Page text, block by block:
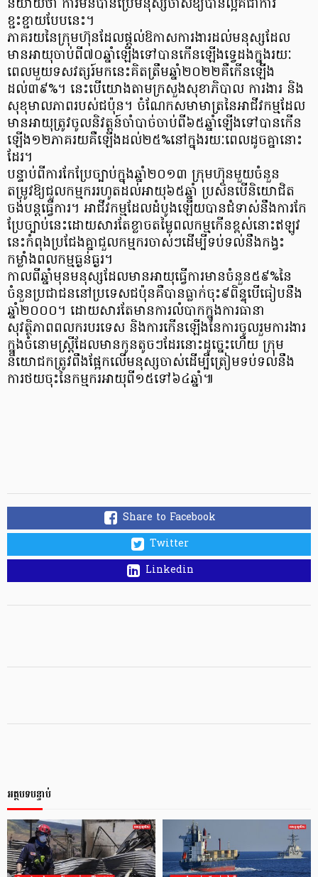
និយាយថា ការមិនបានប្រើមនុស្សចាស់ឱ្យបានល្អគឺជាការ
ខ្ជះខ្ជាយបែបនេះ។
ភាគរយនៃក្រុមហ៊ុនដែលផ្តល់ឱកាសការងារដល់មនុស្សដែល
មានអាយុចាប់ពី៧០ឆ្នាំឡើងទៅបានកើនឡើងទ្វេដងក្នុងរយៈ
ពេលមួយទសវត្សរ៍មកនេះគិតត្រឹមឆ្នាំ២០២២គឺកើនឡើង
ដល់៣៩%។ នេះបើយោងតាមក្រសួងសុខាភិបាល ការងារ និង
សុខុមាលភាពរបស់ជប៉ុន។ ចំណែកសមាមាត្រនៃអាជីវកម្មដែល
មានអាយុត្រូវចូលនិវត្តន៍ចាំបាច់ចាប់ពី៦៥ឆ្នាំឡើងទៅបានកើន
ឡើង១២ភាគរយគឺឡើងដល់២៥%នៅក្នុងរយៈពេលដូចគ្នានោះ
ដែរ។
បន្ទាប់ពីការកែប្រែច្បាប់ក្នុងឆ្នាំ២០១៣ ក្រុមហ៊ុនមួយចំនួន
តម្រូវឱ្យជួលកម្មកររហូតដល់អាយុ៦៥ឆ្នាំ ប្រសិនបើនិយោជិត
ចង់បន្តធ្វើការ។ អាជីវកម្មដែលដំបូងឡើយបានជំទាស់នឹងការកែ
ប្រែច្បាប់នេះដោយសារតែខ្លាចតម្លៃពលកម្មកើនខ្ពស់នោះឥឡូវ
នេះកំពុងប្រជែងគ្នាជួលកម្មករចាស់ៗដើម្បីទប់ទល់នឹងកង្វះ
កម្លាំងពលកម្មធ្ងន់ធ្ងរ។
កាលពីឆ្នាំមុនមនុស្សដែលមានអាយុធ្វើការមានចំនួន៥៩%នៃ
ចំនួនប្រជាជននៅប្រទេសជប៉ុនគឺបានធ្លាក់ចុះ៩ពិន្ទុបើធៀបនឹង
ឆ្នាំ២០០០។ ដោយសារតែមានការលំបាកក្នុងការធានា
សុវត្ថិភាពពលករបរទេស និងការកើនឡើងនៃការចូលរួមការងារ
ក្នុងចំនោមស្ត្រីដែលមានកូនតូចៗដែរនោះដូច្នេះហើយ ក្រុម
និយោជកត្រូវពឹងផ្អែកលើមនុស្សចាស់ដើម្បីត្រៀមទប់ទល់នឹង
ការថយចុះនៃកម្មករអាយុពី១៥ទៅ៦៤ឆ្នាំ៕
Share to Facebook
Twitter
Linkedin
អត្ថបទបន្ទាប់